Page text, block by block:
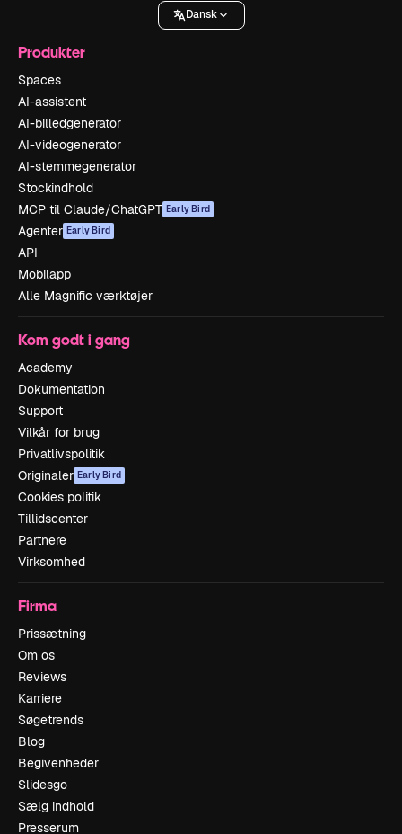
Dansk
Produkter
Spaces
AI-assistent
AI-billedgenerator
AI-videogenerator
AI-stemmegenerator
Stockindhold
MCP til Claude/ChatGPT Early Bird
Agenter Early Bird
API
Mobilapp
Alle Magnific værktøjer
Kom godt i gang
Academy
Dokumentation
Support
Vilkår for brug
Privatlivspolitik
Originaler Early Bird
Cookies politik
Tillidscenter
Partnere
Virksomhed
Firma
Prissætning
Om os
Reviews
Karriere
Søgetrends
Blog
Begivenheder
Slidesgo
Sælg indhold
Presserum